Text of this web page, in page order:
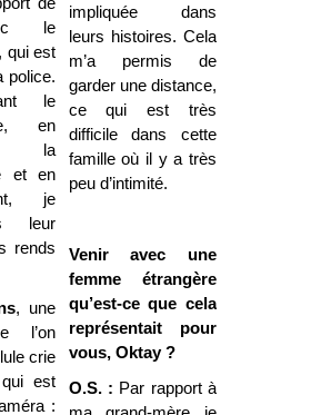
le
qui est
police.
le
en
la
et en
je
leur
rends
, une
l’on
crie
est
:
impliquée dans
leurs histoires. Cela
m’a permis de
garder une distance,
ce qui est très
difficile dans cette
famille où il y a très
peu d’intimité.
Venir avec une
femme étrangère
qu’est-ce que cela
représentait pour
vous, Oktay ?
O.S. : Par rapport à